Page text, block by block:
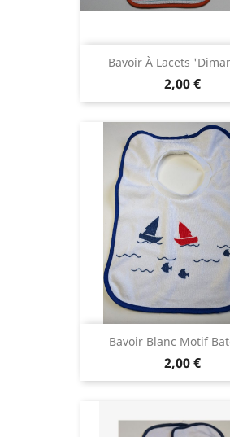
Bavoir À Lacets
2,00 €
Bavoir Blanc Motif
2,00 €